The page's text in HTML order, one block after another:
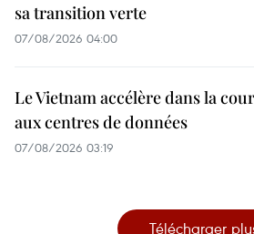
sa transition verte
07/08/2026 04:00
Le Vietnam accélère dans la
aux centres de données
07/08/2026 03:19
Télécharger